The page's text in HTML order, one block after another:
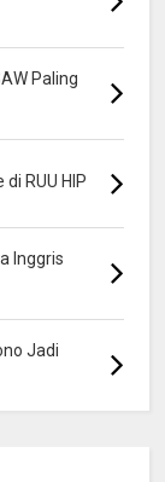
Paling
RUU HIP
Inggris
Jadi